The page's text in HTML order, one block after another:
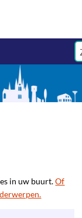
in uw buurt.Of